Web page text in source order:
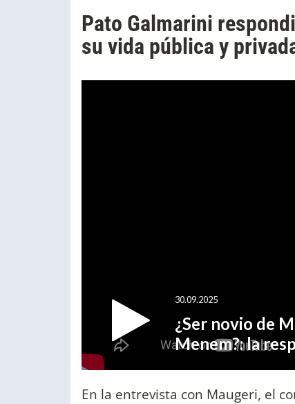
Pato Galmarini
su vida pública y
En la entrevista con Maugeri, el